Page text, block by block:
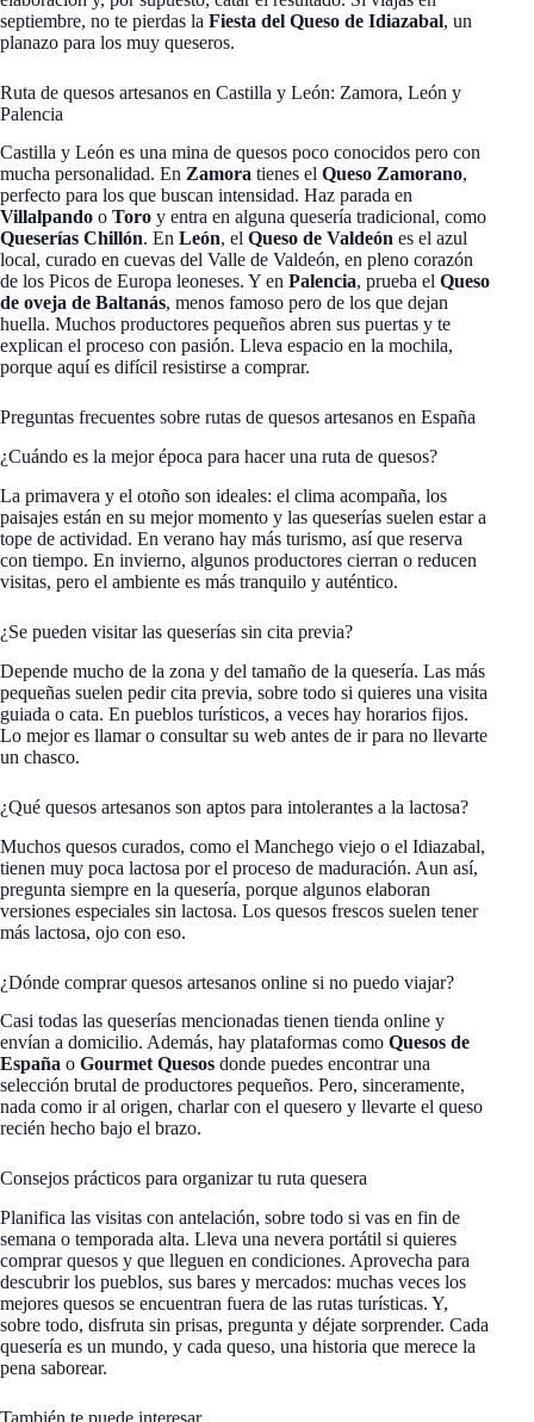
septiembre, no te pierdas la Fiesta del Queso de Idiazabal, un
planazo para los muy queseros.
Ruta de quesos artesanos en Castilla y León: Zamora, León y
Palencia
Castilla y León es una mina de quesos poco conocidos pero con
mucha personalidad. En Zamora tienes el Queso Zamorano,
perfecto para los que buscan intensidad. Haz parada en
Villalpando o Toro y entra en alguna quesería tradicional, como
Queserías Chillón. En León, el Queso de Valdeón es el azul
local, curado en cuevas del Valle de Valdeón, en pleno corazón
de los Picos de Europa leoneses. Y en Palencia, prueba el Queso
de oveja de Baltanás, menos famoso pero de los que dejan
huella. Muchos productores pequeños abren sus puertas y te
explican el proceso con pasión. Lleva espacio en la mochila,
porque aquí es difícil resistirse a comprar.
Preguntas frecuentes sobre rutas de quesos artesanos en España
¿Cuándo es la mejor época para hacer una ruta de quesos?
La primavera y el otoño son ideales: el clima acompaña, los
paisajes están en su mejor momento y las queserías suelen estar a
tope de actividad. En verano hay más turismo, así que reserva
con tiempo. En invierno, algunos productores cierran o reducen
visitas, pero el ambiente es más tranquilo y auténtico.
¿Se pueden visitar las queserías sin cita previa?
Depende mucho de la zona y del tamaño de la quesería. Las más
pequeñas suelen pedir cita previa, sobre todo si quieres una visita
guiada o cata. En pueblos turísticos, a veces hay horarios fijos.
Lo mejor es llamar o consultar su web antes de ir para no llevarte
un chasco.
¿Qué quesos artesanos son aptos para intolerantes a la lactosa?
Muchos quesos curados, como el Manchego viejo o el Idiazabal,
tienen muy poca lactosa por el proceso de maduración. Aun así,
pregunta siempre en la quesería, porque algunos elaboran
versiones especiales sin lactosa. Los quesos frescos suelen tener
más lactosa, ojo con eso.
¿Dónde comprar quesos artesanos online si no puedo viajar?
Casi todas las queserías mencionadas tienen tienda online y
envían a domicilio. Además, hay plataformas como Quesos de
España o Gourmet Quesos donde puedes encontrar una
selección brutal de productores pequeños. Pero, sinceramente,
nada como ir al origen, charlar con el quesero y llevarte el queso
recién hecho bajo el brazo.
Consejos prácticos para organizar tu ruta quesera
Planifica las visitas con antelación, sobre todo si vas en fin de
semana o temporada alta. Lleva una nevera portátil si quieres
comprar quesos y que lleguen en condiciones. Aprovecha para
descubrir los pueblos, sus bares y mercados: muchas veces los
mejores quesos se encuentran fuera de las rutas turísticas. Y,
sobre todo, disfruta sin prisas, pregunta y déjate sorprender. Cada
quesería es un mundo, y cada queso, una historia que merece la
pena saborear.